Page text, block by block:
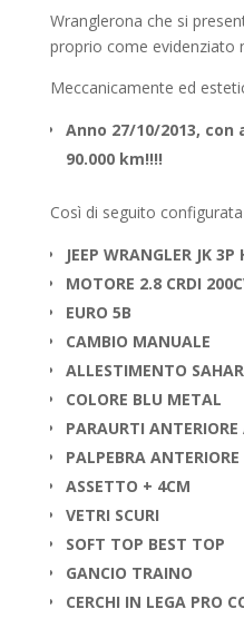
Wranglerona che si
proprio come evidenziato
Meccanicamente ed
Anno 27/10/2013,
90.000 km!!!!
Così di seguito configurata
JEEP WRANGLER JK
MOTORE 2.8 CRDI
EURO 5B
CAMBIO MANUALE
ALLESTIMENTO
COLORE BLU METAL
PARAURTI
PALPEBRA ANTERIORE
ASSETTO + 4CM
VETRI SCURI
SOFT TOP BEST TOP
GANCIO TRAINO
CERCHI IN LEGA PRO